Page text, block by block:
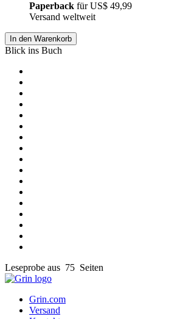
Paperback fürUS$ 49,99
Versand weltweit
In den Warenkorb
Blick ins Buch
Leseprobe aus 75 Seiten
Grin.com
Versand